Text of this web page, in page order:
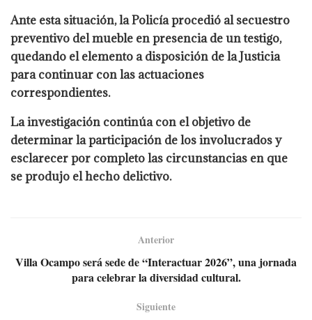
Ante esta situación, la Policía procedió al secuestro
preventivo del mueble en presencia de un testigo,
quedando el elemento a disposición de la Justicia
para continuar con las actuaciones
correspondientes.
La investigación continúa con el objetivo de
determinar la participación de los involucrados y
esclarecer por completo las circunstancias en que
se produjo el hecho delictivo.
Anterior
Villa Ocampo será sede de “Interactuar 2026”, una jornada
para celebrar la diversidad cultural.
Siguiente